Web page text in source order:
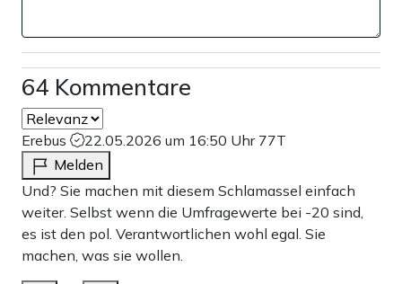
64 Kommentare
Erebus 22.05.2026 um 16:50 Uhr 77T
Melden
Und? Sie machen mit diesem Schlamassel einfach
weiter. Selbst wenn die Umfragewerte bei -20 sind,
es ist den pol. Verantwortlichen wohl egal. Sie
machen, was sie wollen.